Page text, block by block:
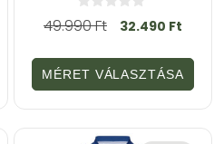
0
a
5
-
b
ő
l
49.990Ft 32.490 Ft
MÉRET VÁLASZTÁSA